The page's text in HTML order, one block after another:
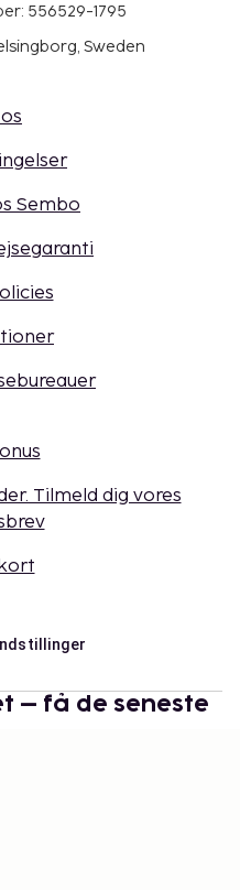
556529-1795
Sweden
Sembo
Tilmeld dig vores
– få de seneste